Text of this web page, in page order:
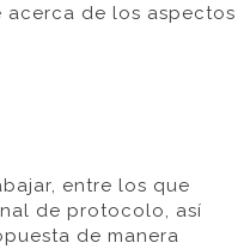
acerca de los aspectos
, entre los que
de protocolo, así
de manera